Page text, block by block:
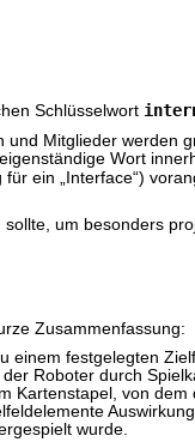
Schlüsselwort
Mitglieder werden
Wort
ein „Interface“)
um besonders
Zusammenfassung:
einem festgelegten
Roboter durch
Kartenstapel, von
wurde.